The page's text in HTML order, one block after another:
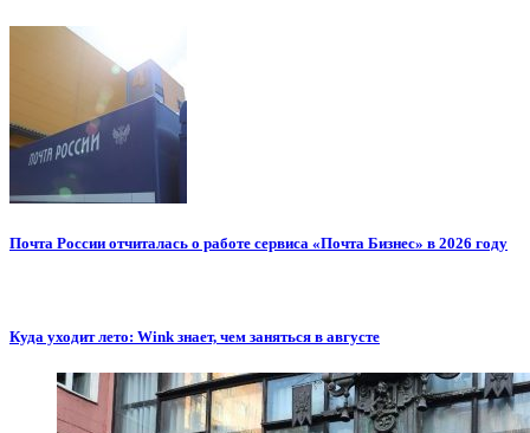
Почта России отчиталась о работе сервиса «Почта Бизнес» в 2026 году
Куда уходит лето: Wink знает, чем заняться в августе